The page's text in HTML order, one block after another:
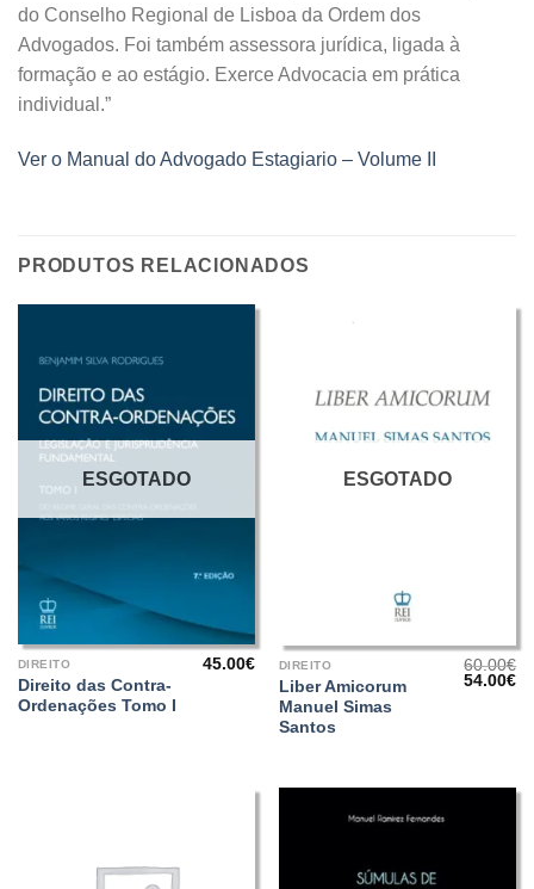
do Conselho Regional de Lisboa da Ordem dos
Advogados. Foi também assessora jurídica, ligada à
formação e ao estágio. Exerce Advocacia em prática
individual.”
Ver o Manual do Advogado Estagiario – Volume II
PRODUTOS RELACIONADOS
ESGOTADO
DIREITO
Direito das Contra-
Ordenações Tomo I
45.00€
ESGOTADO
DIREITO
Liber Amicorum
Manuel Simas
Santos
60.00€
O
54.00€O